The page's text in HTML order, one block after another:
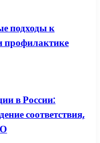
подходы к
профилактике
в России:
соответствия,